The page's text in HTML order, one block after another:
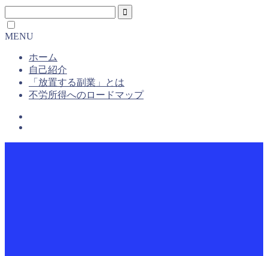
MENU
ホーム
自己紹介
「放置する副業」とは
不労所得へのロードマップ